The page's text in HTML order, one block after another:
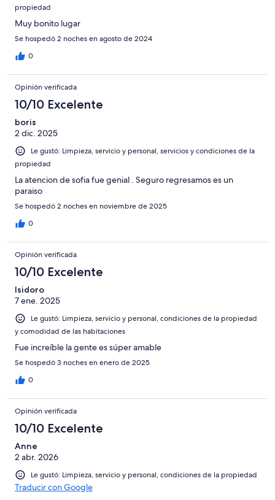
propiedad
Muy bonito lugar
Se hospedó 2 noches en agosto de 2024
0
Opinión verificada
10/10 Excelente
boris
2 dic. 2025
Le gustó: Limpieza, servicio y personal, servicios y condiciones de la
propiedad
La atencion de sofia fue genial . Seguro regresamos es un
paraiso
Se hospedó 2 noches en noviembre de 2025
0
Opinión verificada
10/10 Excelente
Isidoro
7 ene. 2025
Le gustó: Limpieza, servicio y personal, condiciones de la propiedad
y comodidad de las habitaciones
Fue increíble la gente es súper amable
Se hospedó 3 noches en enero de 2025
0
Opinión verificada
10/10 Excelente
Anne
2 abr. 2026
Le gustó: Limpieza, servicio y personal, condiciones de la propiedad
Traducir con Google